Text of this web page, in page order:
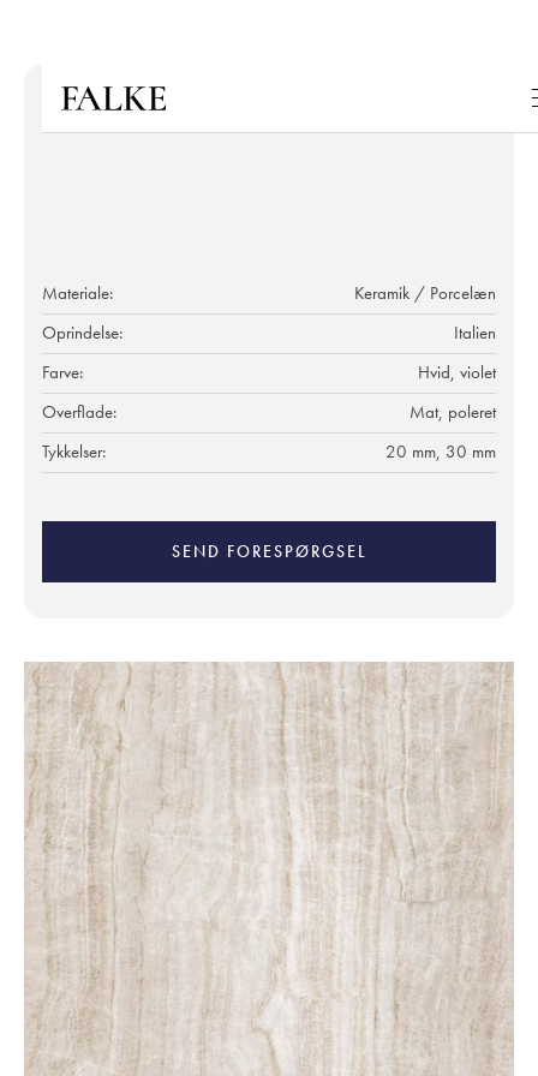
Materiale:
Keramik / Porcelæn
Oprindelse:
Italien
Farve:
Hvid, violet
Overflade:
Mat, poleret
Tykkelser:
20 mm, 30 mm
SEND FORESPØRGSEL